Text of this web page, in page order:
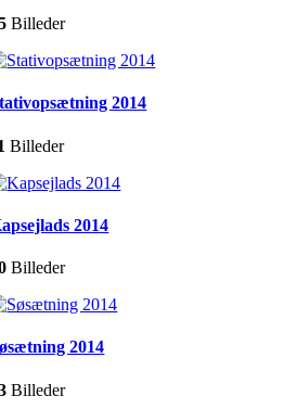
Billeder
2014
Billeder
2014
Billeder
2014
Billeder